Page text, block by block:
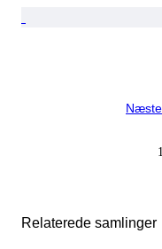
Næste
1
Relaterede samlinger